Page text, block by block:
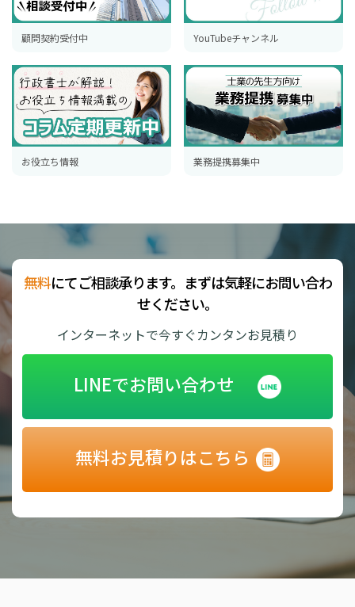
顧問契約受付中 YouTubeチャンネル
お役立ち情報 業務提携募集中
無料にてご相談承ります。まずは気軽にお問い合わ
せください。
インターネットで今すぐカンタンお見積り
LINEでお問い合わせ
無料お見積りはこちら